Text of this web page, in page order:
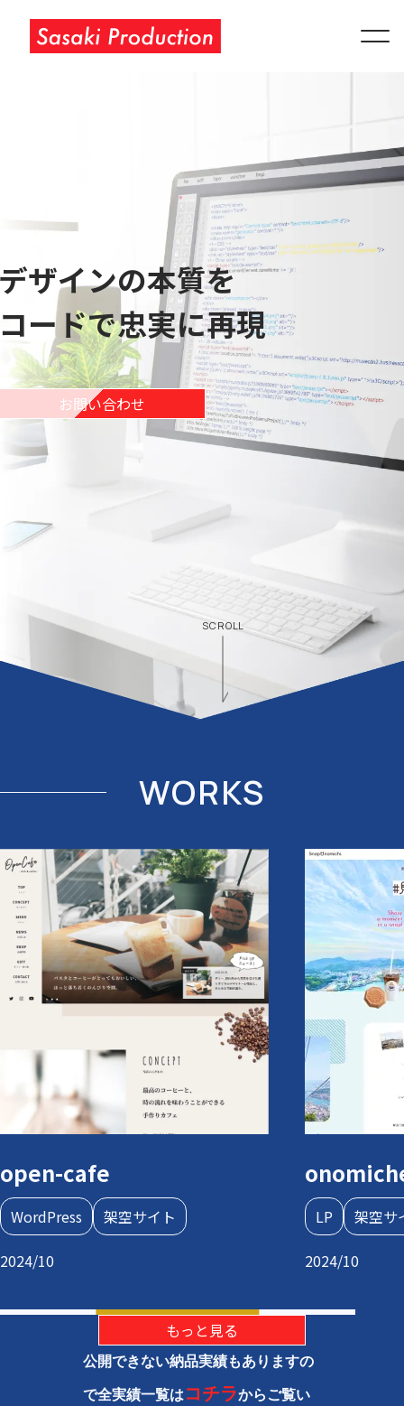
ザインの本質を
ードで忠実に再現
お問い合わせ
SCROLL
WORKS
open-cafe
WordPress 架空サイト
2024/10
LP 架空サ
2024/10
もっと見る
公開できない納品実績もありますの
で全実績一覧はコチラからご覧い